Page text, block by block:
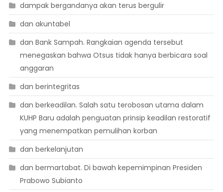
dampak bergandanya akan terus bergulir
dan akuntabel
dan Bank Sampah. Rangkaian agenda tersebut
menegaskan bahwa Otsus tidak hanya berbicara soal
anggaran
dan berintegritas
dan berkeadilan. Salah satu terobosan utama dalam
KUHP Baru adalah penguatan prinsip keadilan restoratif
yang menempatkan pemulihan korban
dan berkelanjutan
dan bermartabat. Di bawah kepemimpinan Presiden
Prabowo Subianto